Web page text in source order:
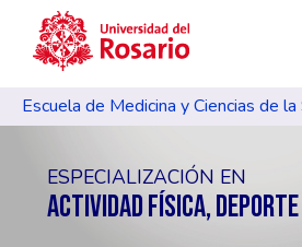
Pasar al contenido principal
Escuela de Medicina y Ciencias de la
ESPECIALIZACIÓN EN
ACTIVIDAD FÍSICA,